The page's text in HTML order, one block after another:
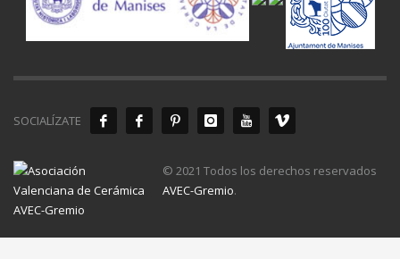
SOCIALÍZATE
© 2021 Todos los derechos reservados
AVEC-Gremio.